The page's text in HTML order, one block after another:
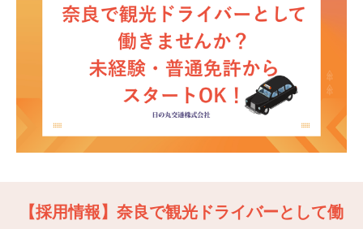
【採用情報】奈良で観光ドライバーとして働